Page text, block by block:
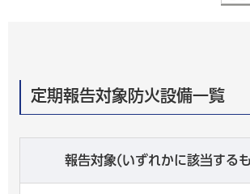
定期報告対象防火設備一覧
報告対象(いずれかに該当する